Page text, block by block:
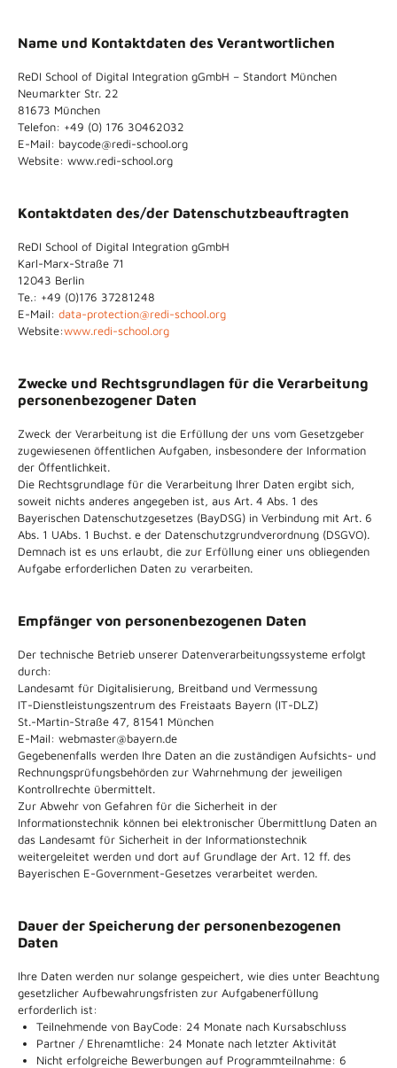
Name und Kontaktdaten des Verantwortlichen
ReDI School of Digital Integration gGmbH – Standort München
Neumarkter Str. 22
81673 München
Telefon: +49 (0) 176 30462032
E-Mail: baycode@redi-school.org
Website: www.redi-school.org
Kontaktdaten des/der Datenschutzbeauftragten
ReDI School of Digital Integration gGmbH
Karl-Marx-Straße 71
12043 Berlin
Te.: +49 (0)176 37281248
E-Mail: data-protection@redi-school.org
Website:www.redi-school.org
Zwecke und Rechtsgrundlagen für die Verarbeitung
personenbezogener Daten
Zweck der Verarbeitung ist die Erfüllung der uns vom Gesetzgeber
zugewiesenen öffentlichen Aufgaben, insbesondere der Information
der Öffentlichkeit.
Die Rechtsgrundlage für die Verarbeitung Ihrer Daten ergibt sich,
soweit nichts anderes angegeben ist, aus Art. 4 Abs. 1 des
Bayerischen Datenschutzgesetzes (BayDSG) in Verbindung mit Art. 6
Abs. 1 UAbs. 1 Buchst. e der Datenschutzgrundverordnung (DSGVO).
Demnach ist es uns erlaubt, die zur Erfüllung einer uns obliegenden
Aufgabe erforderlichen Daten zu verarbeiten.
Empfänger von personenbezogenen Daten
Der technische Betrieb unserer Datenverarbeitungssysteme erfolgt
durch:
Landesamt für Digitalisierung, Breitband und Vermessung
IT-Dienstleistungszentrum des Freistaats Bayern (IT-DLZ)
St.-Martin-Straße 47, 81541 München
E-Mail: webmaster@bayern.de
Gegebenenfalls werden Ihre Daten an die zuständigen Aufsichts- und
Rechnungsprüfungsbehörden zur Wahrnehmung der jeweiligen
Kontrollrechte übermittelt.
Zur Abwehr von Gefahren für die Sicherheit in der
Informationstechnik können bei elektronischer Übermittlung Daten an
das Landesamt für Sicherheit in der Informationstechnik
weitergeleitet werden und dort auf Grundlage der Art. 12 ff. des
Bayerischen E-Government-Gesetzes verarbeitet werden.
Dauer der Speicherung der personenbezogenen
Daten
Ihre Daten werden nur solange gespeichert, wie dies unter Beachtung
gesetzlicher Aufbewahrungsfristen zur Aufgabenerfüllung
erforderlich ist:
Teilnehmende von BayCode: 24 Monate nach Kursabschluss
Partner / Ehrenamtliche: 24 Monate nach letzter Aktivität
Nicht erfolgreiche Bewerbungen auf Programmteilnahme: 6